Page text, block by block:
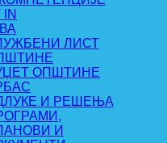
IN
ЛИСТ
ОПШТИНЕ
И РЕШЕЊА
И